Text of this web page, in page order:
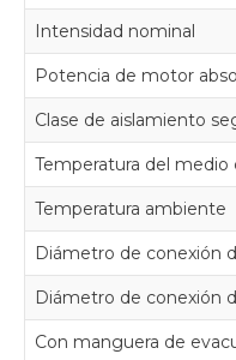
Intensidad nominal
Potencia de motor
Clase de aislamiento
Temperatura del
Temperatura ambiente
Diámetro de conexión
Diámetro de conexión
Con manguera de